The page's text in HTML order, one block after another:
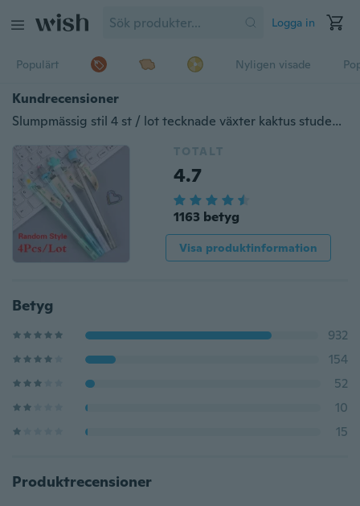
Logga in
Populärt Nyligen visade
Kundrecensioner
Slumpmässig stil 4 st / lot tecknade växter kaktus student gel penna kiselgel skrivpennor brevpapper skolmaterial
TOTALT
4.7
1163 betyg
Visa produktinformation
Betyg
932
154
52
10
15
Produktrecensioner